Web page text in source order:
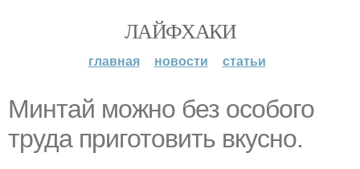
ЛАЙФХАКИ
главная новости статьи
Mинтай можно без особого
труда приготовить вкусно.